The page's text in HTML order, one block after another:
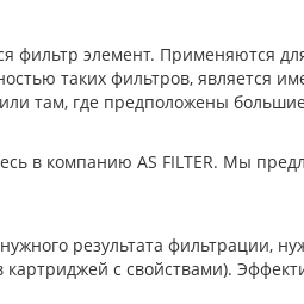
фильтр элемент. Применяются
таких фильтров, является
там, где предположены
в компанию AS FILTER. Мы
результата фильтрации,
с свойствами).